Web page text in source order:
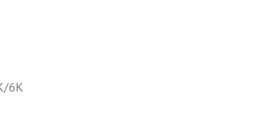
6K